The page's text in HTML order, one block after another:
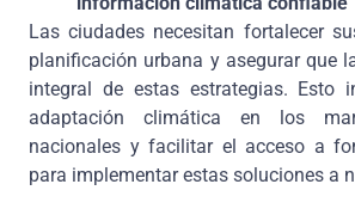
Las ciudades necesitan fortalecer
planificación urbana y asegurar que
integral de estas estrategias. Esto
adaptación climática en los
nacionales y facilitar el acceso a
para implementar estas soluciones a